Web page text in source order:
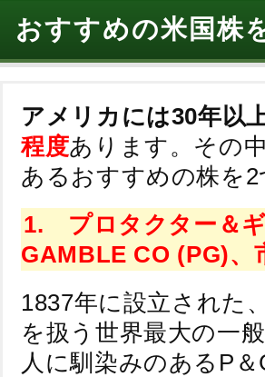
おすすめの米国株
アメリカには30年以
程度あります。その
あるおすすめの株を
1. プロタクター＆
GAMBLE CO (PG)、
1837年に設立された
を扱う世界最大の一
人に馴染みのあるP